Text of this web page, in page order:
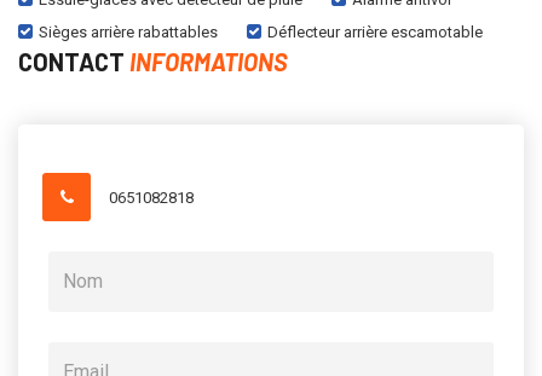
Sièges arrière rabattables
Déflecteur arrière escamotable
CONTACT INFORMATIONS
0651082818